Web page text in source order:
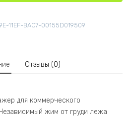
11EF-BAC7-00155D019509
Отзывы (0)
для коммерческого
жим от груди лежа